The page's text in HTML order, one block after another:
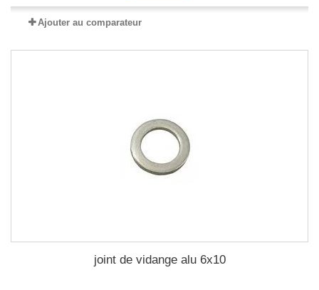
Ajouter au comparateur
joint de vidange alu 6x10